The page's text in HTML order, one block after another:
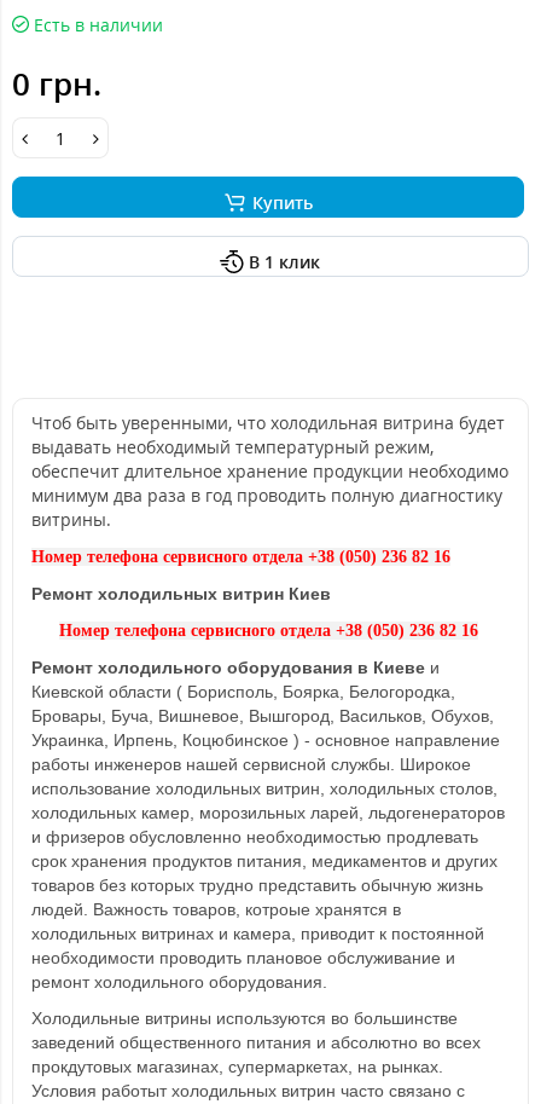
Есть в наличии
0 грн.
Купить
В 1 клик
Чтоб быть уверенными, что холодильная витрина будет
выдавать необходимый температурный режим,
обеспечит длительное хранение продукции необходимо
минимум два раза в год проводить полную диагностику
витрины.
Номер телефона сервисного отдела +38 (050) 236 82 16
Ремонт холодильных витрин Киев
Номер телефона сервисного отдела +38 (050) 236 82 16
Ремонт холодильного оборудования в Киеве и
Киевской области ( Борисполь, Боярка, Белогородка,
Бровары, Буча, Вишневое, Вышгород, Васильков, Обухов,
Украинка, Ирпень, Коцюбинское ) - основное направление
работы инженеров нашей сервисной службы. Широкое
использование холодильных витрин, холодильных столов,
холодильных камер, морозильных ларей, льдогенераторов
и фризеров обусловленно необходимостью продлевать
срок хранения продуктов питания, медикаментов и других
товаров без которых трудно представить обычную жизнь
людей. Важность товаров, котроые хранятся в
холодильных витринах и камера, приводит к постоянной
необходимости проводить плановое обслуживание и
ремонт холодильного оборудования.
Холодильные витрины используются во большинстве
заведений общественного питания и абсолютно во всех
прокдутовых магазинах, супермаркетах, на рынках.
Условия работыт холодильных витрин часто связано с